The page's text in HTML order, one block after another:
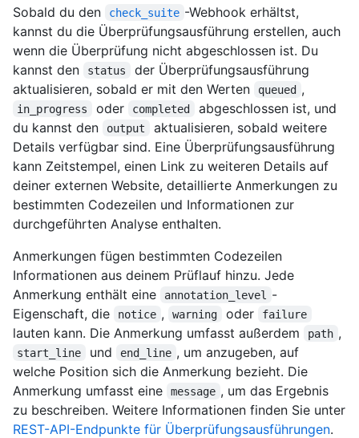
Sobald du den
check_suite -Webhook erhältst,
kannst du die Überprüfungsausführung erstellen, auch
wenn die Überprüfung nicht abgeschlossen ist. Du
kannst den
status
der Überprüfungsausführung
aktualisieren, sobald er mit den Werten
queued ,
in_progress oder completed
abgeschlossen ist, und
du kannst den
output
aktualisieren, sobald weitere
Details verfügbar sind. Eine Überprüfungsausführung
kann Zeitstempel, einen Link zu weiteren Details auf
deiner externen Website, detaillierte Anmerkungen zu
bestimmten Codezeilen und Informationen zur
durchgeführten Analyse enthalten.
Anmerkungen fügen bestimmten Codezeilen
Informationen aus deinem Prüflauf hinzu. Jede
Anmerkung enthält eine
annotation_level
-
Eigenschaft, die
notice , warning oder failure
lauten kann. Die Anmerkung umfasst außerdem path ,
start_line und end_line , um anzugeben, auf
welche Position sich die Anmerkung bezieht. Die
Anmerkung umfasst eine
message , um das Ergebnis
zu beschreiben. Weitere Informationen finden Sie unter
REST-API-Endpunkte für Überprüfungsausführungen.